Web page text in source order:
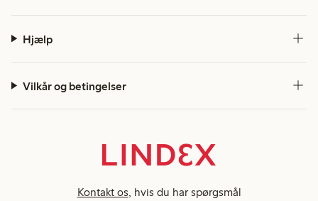
Hjælp
Vilkår og betingelser
Kontakt os, hvis du har spørgsmål